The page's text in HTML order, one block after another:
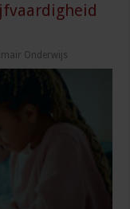
Onderwijs